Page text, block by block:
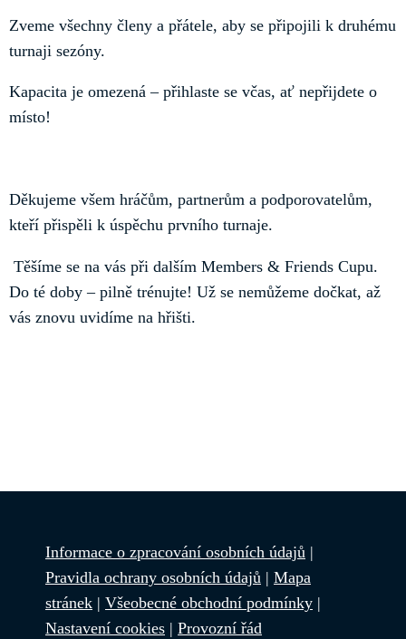
Zveme všechny členy a přátele, aby se připojili k druhému
turnaji sezóny.
Kapacita je omezená – přihlaste se včas, ať nepřijdete o
místo!
Děkujeme všem hráčům, partnerům a podporovatelům,
kteří přispěli k úspěchu prvního turnaje.
Těšíme se na vás při dalším Members & Friends Cupu.
Do té doby – pilně trénujte! Už se nemůžeme dočkat, až
vás znovu uvidíme na hřišti.
Informace o zpracování osobních údajů |
Pravidla ochrany osobních údajů | Mapa
stránek | Všeobecné obchodní podmínky |
Nastavení cookies | Provozní řád